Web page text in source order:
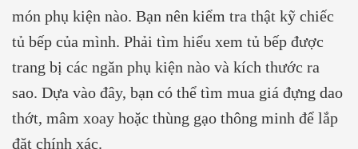
món phụ kiện nào. Bạn nên kiểm tra thật kỹ chiếc
tủ bếp của mình. Phải tìm hiểu xem tủ bếp được
trang bị các ngăn phụ kiện nào và kích thước ra
sao. Dựa vào đây, bạn có thể tìm mua giá đựng dao
thớt, mâm xoay hoặc thùng gạo thông minh để lắp
đặt chính xác.